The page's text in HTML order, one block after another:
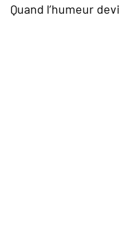
Quand l’humeur